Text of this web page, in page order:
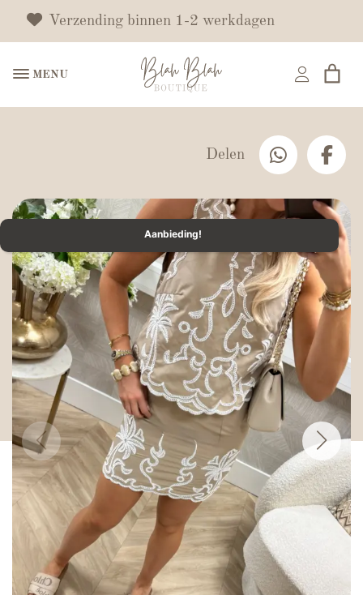
Verzending binnen 1-2 werkdagen
MENU
Delen
Aanbieding!